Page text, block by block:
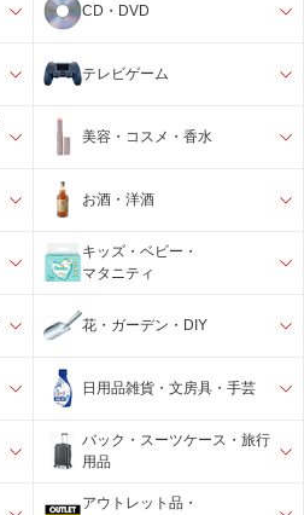
CD・DVD
テレビゲーム
美容・コスメ・香水
お酒・洋酒
キッズ・ベビー・
マタニティ
花・ガーデン・DIY
日用品雑貨・文房具・手芸
バック・スーツケース・旅行
用品
アウトレット品・